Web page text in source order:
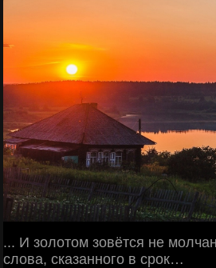
... И золотом зовётся не
слова, сказанного в срок…